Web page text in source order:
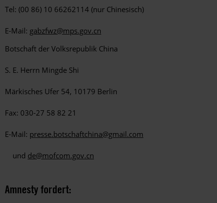
Tel: (00 86) 10 66262114 (nur Chinesisch)
E-Mail: gabzfwz@mps.gov.cn
Botschaft der Volksrepublik China
S. E. Herrn Mingde Shi
Märkisches Ufer 54, 10179 Berlin
Fax: 030-27 58 82 21
E-Mail: presse.botschaftchina@gmail.com
und de@mofcom.gov.cn
Amnesty fordert: